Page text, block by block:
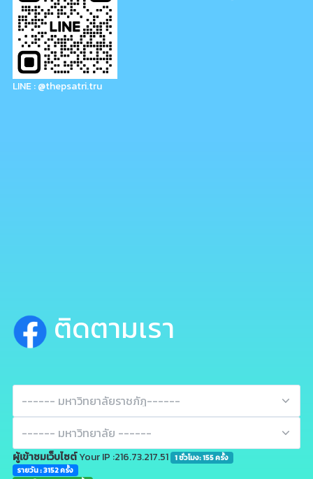
LINE : @thepsatri.tru
ติดตามเรา
ผู้เข้าชมเว็บไซต์Your IP :216.73.217.51 1 ชั่วโมง: 155 ครั้ง
รายวัน : 3152 ครั้ง